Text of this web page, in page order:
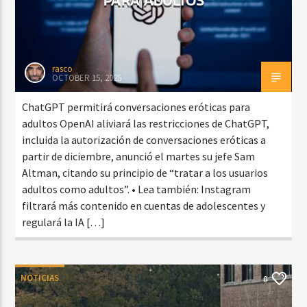
rasco
OCTOBER 15, 2025
ChatGPT permitirá conversaciones eróticas para
adultos OpenAI aliviará las restricciones de ChatGPT,
incluida la autorización de conversaciones eróticas a
partir de diciembre, anunció el martes su jefe Sam
Altman, citando su principio de “tratar a los usuarios
adultos como adultos”. • Lea también: Instagram
filtrará más contenido en cuentas de adolescentes y
regulará la IA […]
NOTICIAS 0